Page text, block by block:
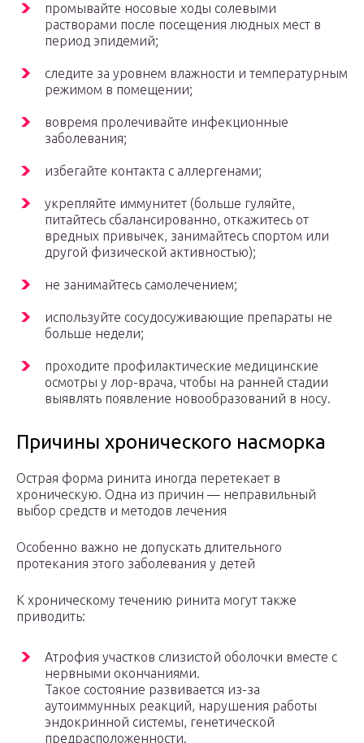
промывайте носовые ходы солевыми
растворами после посещения людных мест в
период эпидемий;
следите за уровнем влажности и температурным
режимом в помещении;
вовремя пролечивайте инфекционные
заболевания;
избегайте контакта с аллергенами;
укрепляйте иммунитет (больше гуляйте,
питайтесь сбалансированно, откажитесь от
вредных привычек, занимайтесь спортом или
другой физической активностью);
не занимайтесь самолечением;
используйте сосудосуживающие препараты не
больше недели;
проходите профилактические медицинские
осмотры у лор-врача, чтобы на ранней стадии
выявлять появление новообразований в носу.
Причины хронического насморка
Острая форма ринита иногда перетекает в
хроническую. Одна из причин — неправильный
выбор средств и методов лечения
Особенно важно не допускать длительного
протекания этого заболевания у детей
К хроническому течению ринита могут также
приводить:
Атрофия участков слизистой оболочки вместе с
нервными окончаниями.
Такое состояние развивается из-за
аутоиммунных реакций, нарушения работы
эндокринной системы, генетической
предрасположенности.